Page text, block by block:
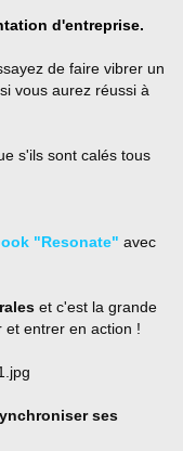
d'entreprise.
de faire vibrer un
vous aurez réussi à
s'ils sont calés tous
"Resonate" avec
et c'est la grande
entrer en action !
ses